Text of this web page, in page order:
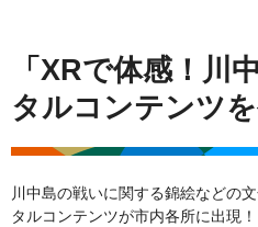
「XRで体感！川
タルコンテンツ
川中島の戦いに関する錦絵などの
タルコンテンツが市内各所に出現！